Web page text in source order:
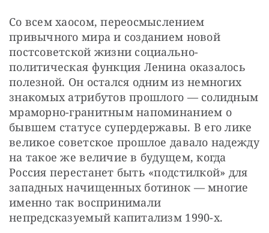
Со всем хаосом, переосмыслением
привычного мира и созданием новой
постсоветской жизни социально-
политическая функция Ленина оказалось
полезной. Он остался одним из немногих
знакомых атрибутов прошлого — солидным
мраморно-гранитным напоминанием о
бывшем статусе супердержавы. В его лике
великое советское прошлое давало надежду
на такое же величие в будущем, когда
Россия перестанет быть «подстилкой» для
западных начищенных ботинок — многие
именно так воспринимали
непредсказуемый капитализм 1990-х.